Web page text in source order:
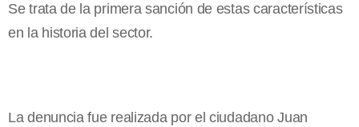
Se trata de la primera sanción de estas características
en la historia del sector.
La denuncia fue realizada por el ciudadano Juan